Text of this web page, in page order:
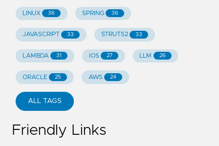
LINUX 36 SPRING 36
JAVASCRIPT 33 STRUTS2 33
LAMBDA 31 IOS 27 LLM 26
ORACLE 25 AWS 24
ALL TAGS
Friendly Links